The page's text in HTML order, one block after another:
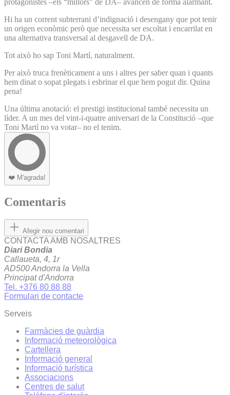
Hi ha un corrent subterrani d’indignació i desengany que pot tenir
un origen econòmic però que necessita ser escoltat i encarrilat en
una alternativa transversal al desgavell de DA.
Tot això ho sap Toni Martí, naturalment.
Per això truca frenèticament a uns i altres per saber quan i quants
hem dinat o sopat plegats i esbrinar el que hem pogut dir. Quina
pena!
Una última anotació: el prestigi institucional també necessita un
líder. A un mes del vint-i-quatre aniversari de la Constitució –que
Toni Martí no va votar– no el tenim.
❤️ M'agrada!
Comentaris
Afegir nou comentari
CONTACTA AMB NOSALTRES
Diari Bondia
Callaueta, 4, 1r
AD500 Andorra la Vella
Principat d'Andorra
Tel. +376 80 88 88
Formulari de contacte
Serveis
Farmàcies de guàrdia
Informació meteorològica
Cartellera
Informació general
Informació turística
Associacions
Centres de salut